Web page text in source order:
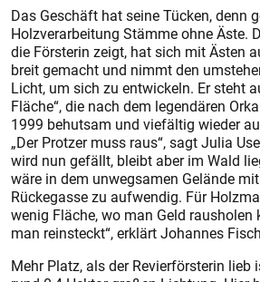
Das Geschäft hat seine Tücken, denn
Holzverarbeitung Stämme ohne Äste.
die Försterin zeigt, hat sich mit Ästen
breit gemacht und nimmt den
Licht, um sich zu entwickeln. Er steht
Fläche“, die nach dem legendären
1999 behutsam und viefältig wieder
„Der Protzer muss raus“, sagt Julia
wird nun gefällt, bleibt aber im Wald
wäre in dem unwegsamen Gelände
Rückegasse zu aufwendig. Für
wenig Fläche, wo man Geld rausholen
man reinsteckt“, erklärt Johannes
Mehr Platz, als der Revierförsterin lieb